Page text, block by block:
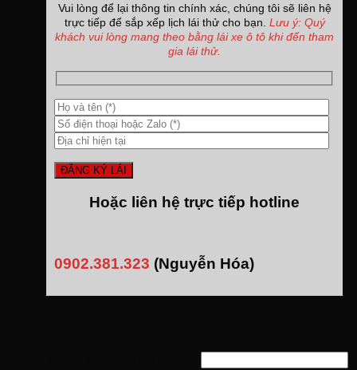
Vui lòng để lại thông tin chính xác, chúng tôi sẽ liên hệ
trực tiếp để sắp xếp lịch lái thử cho bạn. Lưu ý: Quý
khách vui lòng mang theo bằng lái xe ô tô khi đến tham
gia lái thử.
Hoặc liên hệ trực tiếp hotline
0902.381.323 (Nguyễn Hóa)